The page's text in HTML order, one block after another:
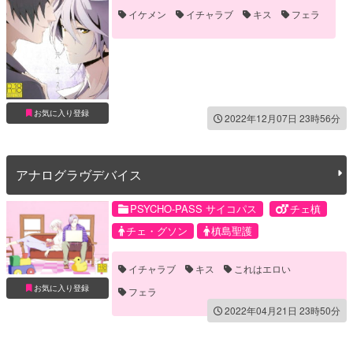
お気に入り登録
イケメン イチャラブ キス フェラ
2022年12月07日 23時56分
アナログラヴデバイス
お気に入り登録
PSYCHO-PASS サイコパス
チェ槙
チェ・グソン
槙島聖護
イチャラブ キス
これはエロい
フェラ
2022年04月21日 23時50分